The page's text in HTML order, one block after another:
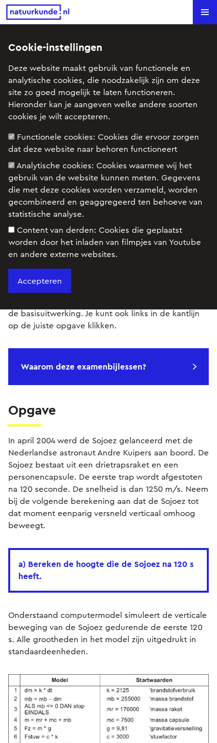
Natuurkunde.nl Search
Examenbijles Sojoez (VWO
2006)
Onderwerp: Kracht en beweging
Examenopgave VWO natuurkunde 12 2006 tijdvak
II: opgave 2
examensom, voorzien van achtergrondinformatie en
de basisuitwerking. Je kunt ook links in de kantlijn
op de juiste opgave klikken.
Waarom deze examenbijlessen?
Opgave
In april 2004 werd de Sojoez gelanceerd met de
Nederlandse astronaut Andre Kuipers aan boord. De
Sojoez bestaat uit een drietrapsraket en een
personencapsule. De eerste trap wordt afgestoten
na 120 seconde. De snelheid is dan 1250 m/s. Neem
bij de volgende berekening aan dat de Sojoez tot
dat moment eenparig versneld verticaal omhoog
beweegt.
a) Bereken de hoogte die de Sojoez na 120 s
heeft.
Onderstaand computermodel simuleert de verticale
beweging van de Sojoez gedurende de eerste 120
s. Alle grootheden in het model zijn uitgedrukt in
standaardeenheden.
Cookie-instellingen
Deze website maakt gebruik van functionele en
analytische cookies, die noodzakelijk zijn om deze
site zo goed mogelijk te laten functioneren.
Hieronder kan je aangeven welke andere soorten
cookies je wilt accepteren.
Functionele cookies: Cookies die ervoor zorgen
dat deze website naar behoren functioneert
Analytische cookies: Cookies waarmee wij het
gebruik van de website kunnen meten. Gegevens
die met deze cookies worden verzameld, worden
gecombineerd en geaggregeerd ten behoeve van
statistische analyse.
Content van derden: Cookies die geplaatst
worden door het inladen van filmpjes van Youtube
en andere externe websites.